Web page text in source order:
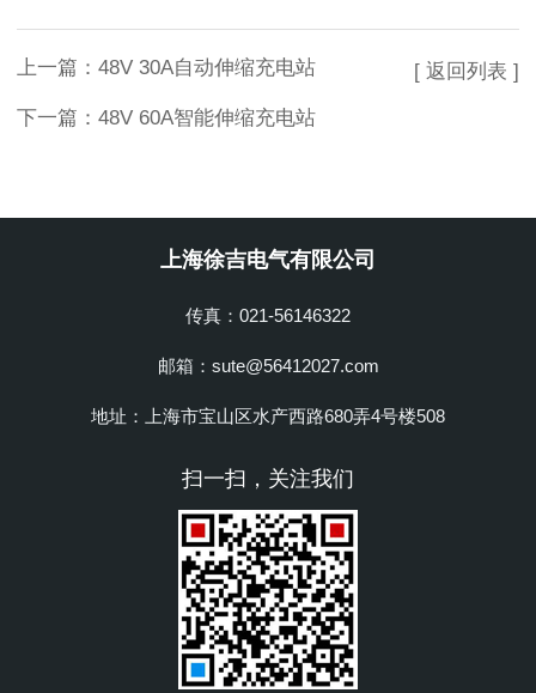
上一篇： 48V 30A自动伸缩充电站
下一篇： 48V 60A智能伸缩充电站
[ 返回列表 ]
上海徐吉电气有限公司
传真：021-56146322
邮箱：sute@56412027.com
地址：上海市宝山区水产西路680弄4号楼508
扫一扫，关注我们